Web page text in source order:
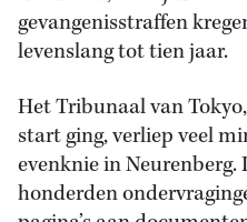
gevangenisstraffen
levenslang tot tien jaar.
Het Tribunaal van
start ging, verliep veel
evenknie in Neurenberg.
honderden